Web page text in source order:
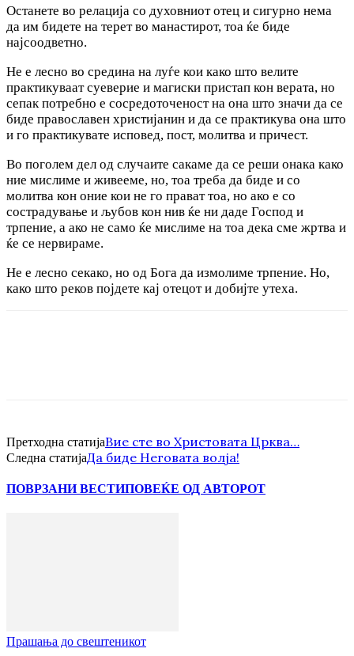
Останете во релација со духовниот отец и сигурно нема
да им бидете на терет во манастирот, тоа ќе биде
најсоодветно.
Не е лесно во средина на луѓе кои како што велите
практикуваат суеверие и магиски пристап кон верата, но
сепак потребно е сосредоточеност на она што значи да се
биде православен христијанин и да се практикува она што
и го практикувате исповед, пост, молитва и причест.
Во поголем дел од случаите сакаме да се реши онака како
ние мислиме и живееме, но, тоа треба да биде и со
молитва кон оние кои не го прават тоа, но ако е со
сострадување и љубов кон нив ќе ни даде Господ и
трпение, а ако не само ќе мислиме на тоа дека сме жртва и
ќе се нервираме.
Не е лесно секако, но од Бога да измолиме трпение. Но,
како што реков појдете кај отецот и добијте утеха.
Претходна статијаВие сте во Христовата Црква…
Следна статијаДа биде Неговата волја!
ПОВРЗАНИ ВЕСТИПОВЕЌЕ ОД АВТОРОТ
Прашања до свештеникот